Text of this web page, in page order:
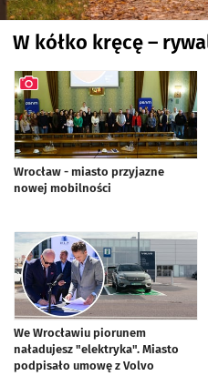
W kółko kręcę –
Wrocław - miasto przyjazne
nowej mobilności
We Wrocławiu piorunem
naładujesz "elektryka". Miasto
podpisało umowę z Volvo